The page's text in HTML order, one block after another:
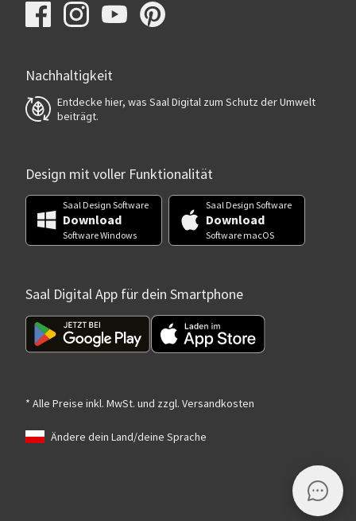
Nachhaltigkeit
Entdecke hier, was Saal Digital zum Schutz der Umwelt
beiträgt.
Design mit voller Funktionalität
Saal Design Software
Download
Software Windows
Saal Design Software
Download
Software macOS
Saal Digital App für dein Smartphone
* Alle Preise inkl. MwSt. und zzgl. Versandkosten
Ändere dein Land/deine Sprache